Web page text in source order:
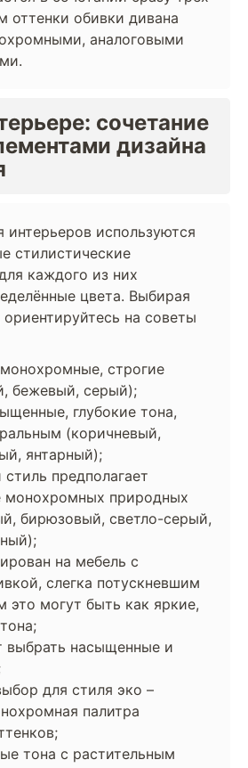
оттенки обивки дивана
аналоговыми
сочетание
дизайна
используются
стилистические
каждого из них
цвета. Выбирая
на советы
строгие
бежевый, серый);
глубокие тона,
(коричневый,
янтарный);
предполагает
монохромных природных
бирюзовый, светло-серый,
на мебель с
слегка потускневшим
это могут быть как яркие,
выбрать насыщенные и
для стиля эко –
палитра
тона с растительным